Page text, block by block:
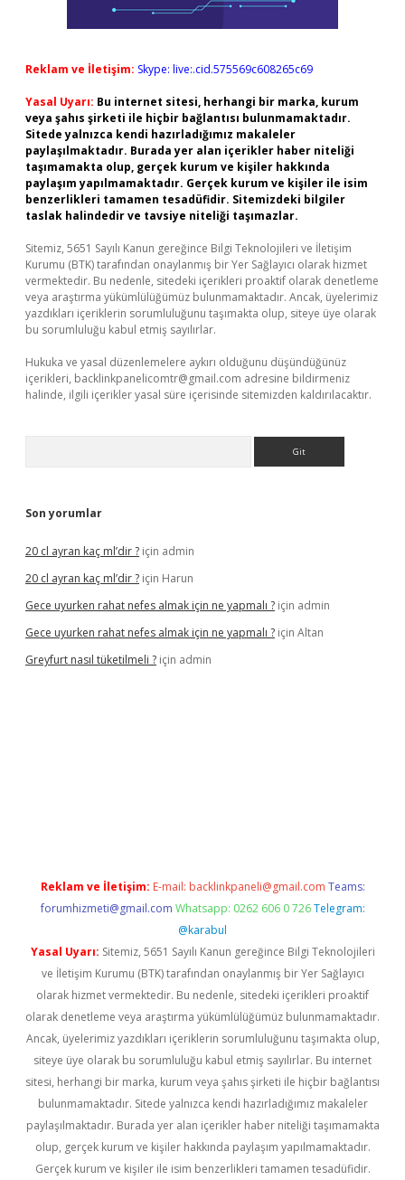
Reklam ve İletişim: Skype: live:.cid.575569c608265c69
Yasal Uyarı: Bu internet sitesi, herhangi bir marka, kurum
veya şahıs şirketi ile hiçbir bağlantısı bulunmamaktadır.
Sitede yalnızca kendi hazırladığımız makaleler
paylaşılmaktadır. Burada yer alan içerikler haber niteliği
taşımamakta olup, gerçek kurum ve kişiler hakkında
paylaşım yapılmamaktadır. Gerçek kurum ve kişiler ile isim
benzerlikleri tamamen tesadüfidir. Sitemizdeki bilgiler
taslak halindedir ve tavsiye niteliği taşımazlar.
Sitemiz, 5651 Sayılı Kanun gereğince Bilgi Teknolojileri ve İletişim
Kurumu (BTK) tarafından onaylanmış bir Yer Sağlayıcı olarak hizmet
vermektedir. Bu nedenle, sitedeki içerikleri proaktif olarak denetleme
veya araştırma yükümlülüğümüz bulunmamaktadır. Ancak, üyelerimiz
yazdıkları içeriklerin sorumluluğunu taşımakta olup, siteye üye olarak
bu sorumluluğu kabul etmiş sayılırlar.
Hukuka ve yasal düzenlemelere aykırı olduğunu düşündüğünüz
içerikleri, backlinkpanelicomtr@gmail.com adresine bildirmeniz
halinde, ilgili içerikler yasal süre içerisinde sitemizden kaldırılacaktır.
Son yorumlar
20 cl ayran kaç ml’dir ? için admin
20 cl ayran kaç ml’dir ? için Harun
Gece uyurken rahat nefes almak için ne yapmalı ? için admin
Gece uyurken rahat nefes almak için ne yapmalı ? için Altan
Greyfurt nasıl tüketilmeli ? için admin
Reklam ve İletişim: E-mail: backlinkpaneli@gmail.com Teams:
forumhizmeti@gmail.com Whatsapp: 0262 606 0 726 Telegram:
@karabul
Yasal Uyarı: Sitemiz, 5651 Sayılı Kanun gereğince Bilgi Teknolojileri
ve İletişim Kurumu (BTK) tarafından onaylanmış bir Yer Sağlayıcı
olarak hizmet vermektedir. Bu nedenle, sitedeki içerikleri proaktif
olarak denetleme veya araştırma yükümlülüğümüz bulunmamaktadır.
Ancak, üyelerimiz yazdıkları içeriklerin sorumluluğunu taşımakta olup,
siteye üye olarak bu sorumluluğu kabul etmiş sayılırlar. Bu internet
sitesi, herhangi bir marka, kurum veya şahıs şirketi ile hiçbir bağlantısı
bulunmamaktadır. Sitede yalnızca kendi hazırladığımız makaleler
paylaşılmaktadır. Burada yer alan içerikler haber niteliği taşımamakta
olup, gerçek kurum ve kişiler hakkında paylaşım yapılmamaktadır.
Gerçek kurum ve kişiler ile isim benzerlikleri tamamen tesadüfidir.